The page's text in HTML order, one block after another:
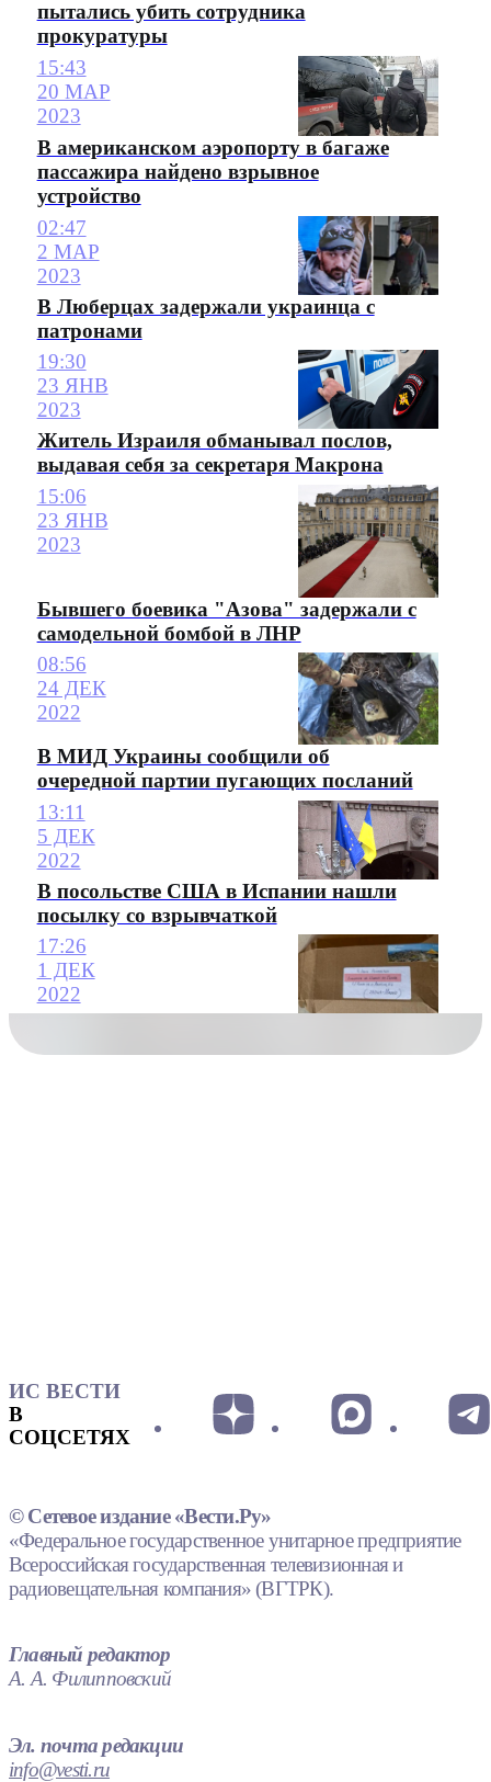
пытались убить сотрудника
прокуратуры
15:43
20 МАР
2023
В американском аэропорту в багаже
пассажира найдено взрывное
устройство
02:47
2 МАР
2023
В Люберцах задержали украинца с
патронами
19:30
23 ЯНВ
2023
Житель Израиля обманывал послов,
выдавая себя за секретаря Макрона
15:06
23 ЯНВ
2023
Бывшего боевика "Азова" задержали с
самодельной бомбой в ЛНР
08:56
24 ДЕК
2022
В МИД Украины сообщили об
очередной партии пугающих посланий
13:11
5 ДЕК
2022
В посольстве США в Испании нашли
посылку со взрывчаткой
17:26
1 ДЕК
2022
ИС ВЕСТИ
В
СОЦСЕТЯХ
© Сетевое издание «Вести.Ру»
«Федеральное государственное унитарное предприятие
Всероссийская государственная телевизионная и
радиовещательная компания» (ВГТРК).
Главный редактор
А. А. Филипповский
Эл. почта редакции
info@vesti.ru